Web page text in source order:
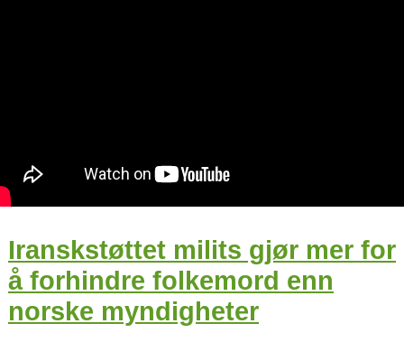
Iranskstøttet milits gjør mer for
å forhindre folkemord enn
norske myndigheter